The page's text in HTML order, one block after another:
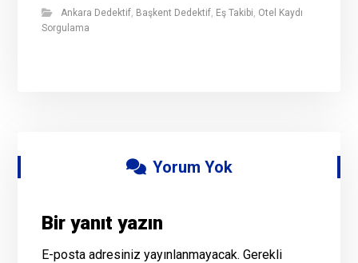
Ankara Dedektif Başkent Dedektif Eş Takibi Otel Kaydı
Sorgulama
Yorum Yok
Bir yanıt yazın
E-posta adresiniz yayınlanmayacak. Gerekli